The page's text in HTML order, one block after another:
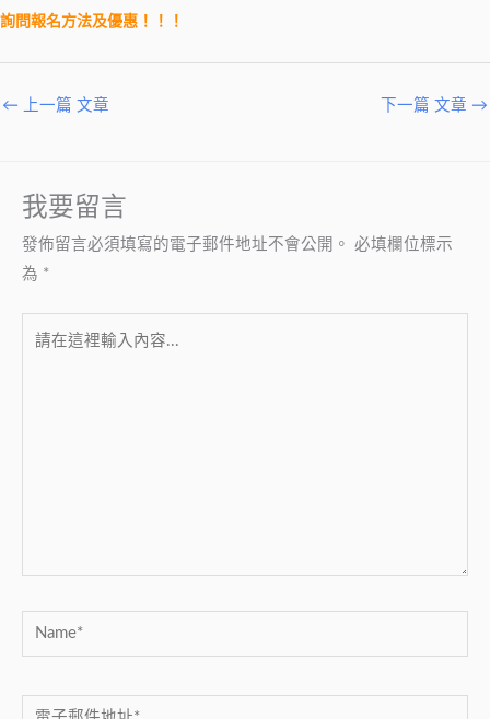
詢問報名方法及優惠！！！
← 上一篇 文章 下一篇 文章 →
我要留言
發佈留言必須填寫的電子郵件地址不會公開。 必填欄位標示
為 *
Name*
電